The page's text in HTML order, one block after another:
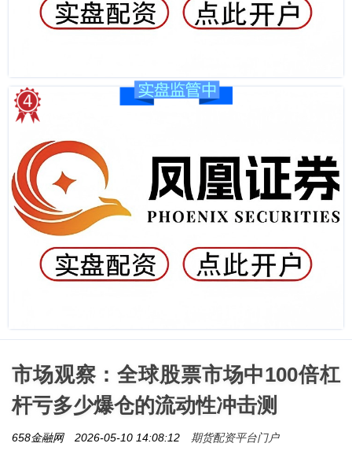
市场观察：全球股票市场中100倍杠
杆亏多少爆仓的流动性冲击测
658金融网 2026-05-10 14:08:12 期货配资平台门户